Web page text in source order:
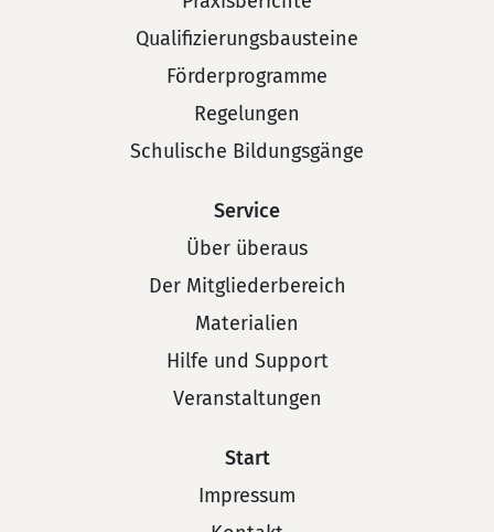
Qualifizierungsbausteine
Förderprogramme
Regelungen
Schulische Bildungsgänge
Service
Über überaus
Der Mitgliederbereich
Materialien
Hilfe und Support
Veranstaltungen
Start
Impressum